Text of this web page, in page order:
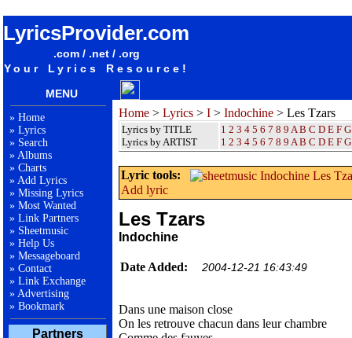
LyricsProvider.com
.com / .net / .org
Your Lyrics Resource!
MENU
» Home
» Lyrics
» Search
» Albums
» Charts
» Add Lyrics
» Missing Lyrics
» Most Wanted
» Link Partners
» Sheetmusic
» Help Us
» Messageboard
» Contact
» Link Exchange
» Advertising
» Bookmark
Partners
Home > Lyrics > I > Indochine > Les Tzars
Lyrics by TITLE
Lyrics by ARTIST
1 2 3 4 5 6 7 8 9 A B C D E F G
1 2 3 4 5 6 7 8 9 A B C D E F G
Lyric tools:
Add lyric
Les Tzars
Indochine
Date Added: 2004-12-21 16:43:49
Dans une maison close
On les retrouve chacun dans leur chambre